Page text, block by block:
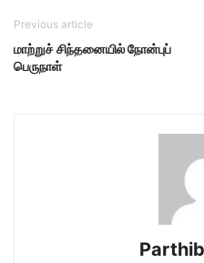
Previous article
மாற்றுச் சிந்தனையில் நோன்புப்
பெருநாள்